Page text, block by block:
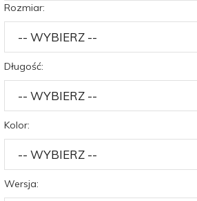
Rozmiar:
Długość:
Kolor:
Wersja: